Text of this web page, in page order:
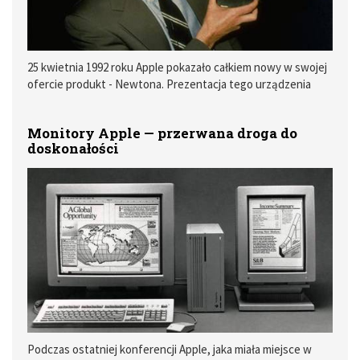
25 kwietnia 1992 roku Apple pokazało całkiem nowy w swojej
ofercie produkt - Newtona. Prezentacja tego urządzenia
wzbudziło ogromne zainteresowanie, na swój rynkowy
debiut musiało poczekać prawie półtora roku. Dlaczego tak
długo? W tym wpisie postaram się uchylić kulisy narodzin
Apple Newtona, jednego z pierwszych, elektronicznych
asystentów rozpoznających odręczne pismo.
Monitory Apple — przerwana droga do
doskonałości
Podczas ostatniej konferencji Apple, jaka miała miejsce w